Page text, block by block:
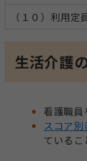
（１０）利用定
生活介護
看護職
スコア別
ているこ